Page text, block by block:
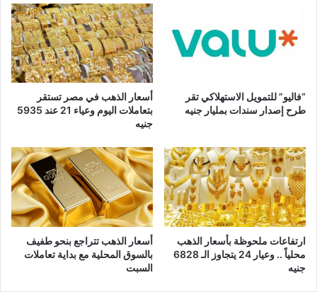
“فاليو” للتمويل الاستهلاكي تقر
طرح إصدار سندات بمليار جنيه
أسعار الذهب في مصر تستقر
بتعاملات اليوم وعياء 21 عند 5935
جنيه
ارتفاعات ملحوظة بأسعار الذهب
محلياً .. وعيار 24 يتجاوز الـ 6828
جنيه
أسعار الذهب تتراجع بنحو طفيف
بالسوق المحلية مع بداية تعاملات
السبت